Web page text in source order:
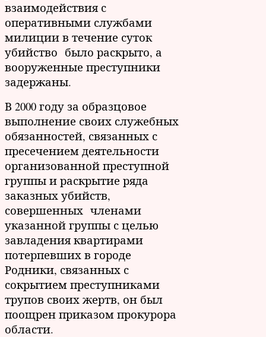
взаимодействия с
оперативными службами
милиции в течение суток
убийство было раскрыто, а
вооруженные преступники
задержаны.
В 2000 году за образцовое
выполнение своих служебных
обязанностей, связанных с
пресечением деятельности
организованной преступной
группы и раскрытие ряда
заказных убийств,
совершенных членами
указанной группы с целью
завладения квартирами
потерпевших в городе
Родники, связанных с
сокрытием преступниками
трупов своих жертв, он был
поощрен приказом прокурора
области.